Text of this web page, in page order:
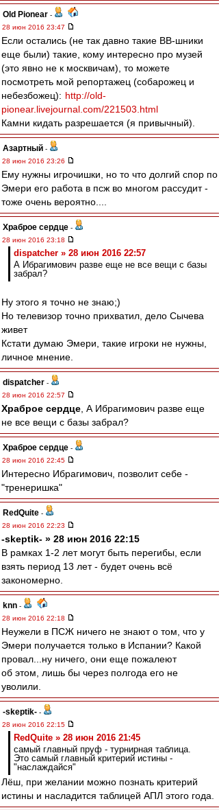
Old Pionear -
28 июн 2016 23:47
Если остались (не так давно такие ВВ-шники
еще были) такие, кому интересно про музей
(это явно не к москвичам), то можете
посмотреть мой репортажец (собарожец и
небезбожец): http://old-
pionear.livejournal.com/221503.html
Камни кидать разрешается (я привычный).
Азартный -
28 июн 2016 23:26
Ему нужны игрочишки, но то что долгий спор по
Эмери его работа в псж во многом рассудит -
тоже очень вероятно....
Храброе сердце -
28 июн 2016 23:18
dispatcher » 28 июн 2016 22:57
А Ибрагимович разве еще не все вещи с базы
забрал?
Ну этого я точно не знаю;)
Но телевизор точно прихватил, дело Сычева
живет
Кстати думаю Эмери, такие игроки не нужны,
личное мнение.
dispatcher -
28 июн 2016 22:57
Храброе сердце , А Ибрагимович разве еще
не все вещи с базы забрал?
Храброе сердце -
28 июн 2016 22:45
Интересно Ибрагимович, позволит себе -
"тренеришка"
RedQuite -
28 июн 2016 22:23
-skeptik- » 28 июн 2016 22:15
В рамках 1-2 лет могут быть перегибы, если
взять период 13 лет - будет очень всё
закономерно.
knn -
28 июн 2016 22:18
Неужели в ПСЖ ничего не знают о том, что у
Эмери получается только в Испании? Какой
провал...ну ничего, они еще пожалеют
об этом, лишь бы через полгода его не
уволили.
-skeptik- -
28 июн 2016 22:15
RedQuite » 28 июн 2016 21:45
самый главный пруф - турнирная таблица.
Это самый главный критерий истины -
"наслаждайся"
Лёш, при желании можно познать критерий
истины и насладится таблицей АПЛ этого года.